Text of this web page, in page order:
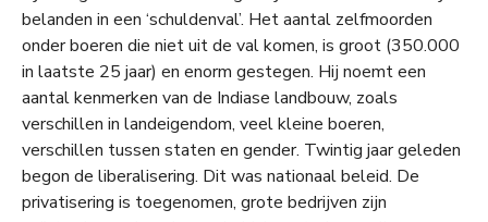
belanden in een ‘schuldenval’. Het aantal zelfmoorden
onder boeren die niet uit de val komen, is groot (350.000
in laatste 25 jaar) en enorm gestegen. Hij noemt een
aantal kenmerken van de Indiase landbouw, zoals
verschillen in landeigendom, veel kleine boeren,
verschillen tussen staten en gender. Twintig jaar geleden
begon de liberalisering. Dit was nationaal beleid. De
privatisering is toegenomen, grote bedrijven zijn